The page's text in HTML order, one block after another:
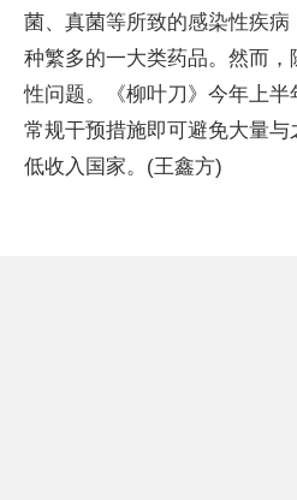
菌、真菌等所致的感染性疾
种繁多的一大类药品。然而
性问题。《柳叶刀》今年上
常规干预措施即可避免大量
低收入国家。(王鑫方)